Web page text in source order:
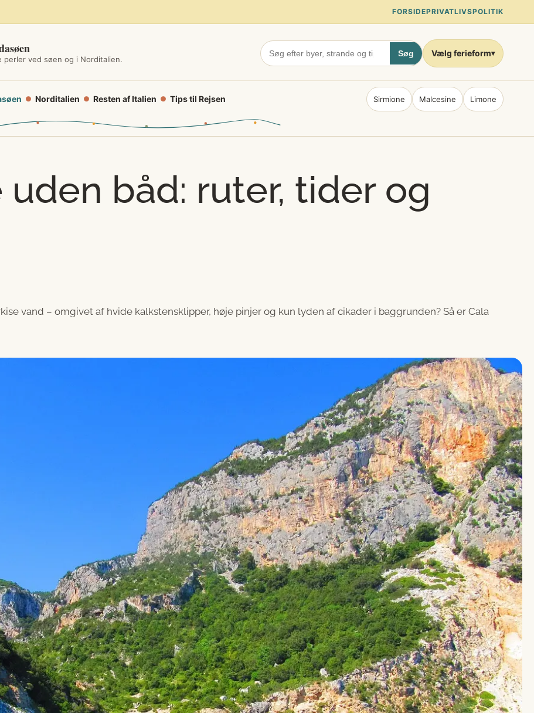
FORSIDEPRIVATLIVSPOLITIK
perler ved søen og i Norditalien.
Søg Vælg ferieform▾
● Norditalien ● Resten af Italien ● Tips til Rejsen Sirmione Malcesine Limone
uden båd: ruter, tider og
vand – omgivet af hvide kalkstensklipper, høje pinjer og kun lyden af cikader i baggrunden? Så er Cala